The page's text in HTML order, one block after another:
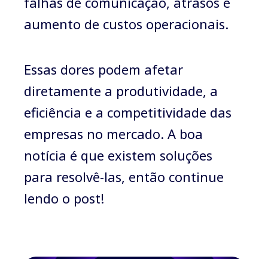
aumento de custos operacionais.
Essas dores podem afetar
diretamente a produtividade, a
eficiência e a competitividade das
empresas no mercado. A boa
notícia é que existem soluções
para resolvê-las, então continue
lendo o post!